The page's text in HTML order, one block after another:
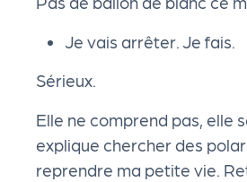
Je vais arrêter. Je fais.
Sérieux.
Elle ne comprend pas, elle
explique chercher des
reprendre ma petite vie.
ag
Su
ivr